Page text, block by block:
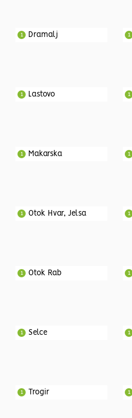
Dramalj
1 1
Lastovo
1 1
Makarska
1 1
Otok Hvar, Jelsa
1 1
Otok Rab
1 1
Selce
1 1
Trogir
1 1